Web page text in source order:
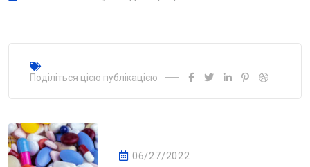
Поділіться цією публікацією
06/27/2022